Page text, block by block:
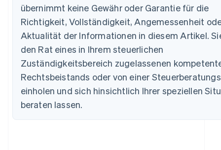
übernimmt keine Gewähr oder Garantie für die
Richtigkeit, Vollständigkeit, Angemessenheit
Aktualität der Informationen in diesem Artikel.
den Rat eines in Ihrem steuerlichen
Zuständigkeitsbereich zugelassenen
Rechtsbeistands oder von einer
einholen und sich hinsichtlich Ihrer speziellen
beraten lassen.
Australien
English
Belgien
NederlandsFrançais DeutschEnglish
Brasilien
PortuguêsEnglish
Bulgarien
English
Dänemark
English
Deutschland
DeutschEnglish